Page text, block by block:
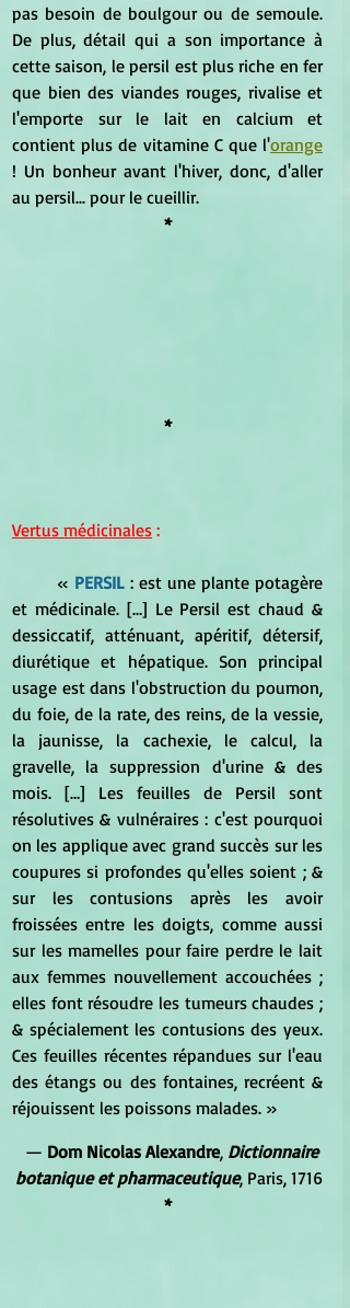
pas besoin de boulgour ou de semoule.
De plus, détail qui a son importance à
cette saison, le persil est plus riche en fer
que bien des viandes rouges, rivalise et
l'emporte sur le lait en calcium et
contient plus de vitamine C que l'orange
! Un bonheur avant l'hiver, donc, d'aller
au persil... pour le cueillir.
*
*
Vertus médicinales :
	«
PERSIL : est une plante potagère
et médicinale. […] Le Persil est chaud &
dessiccatif, atténuant, apéritif, détersif,
diurétique et hépatique. Son principal
usage est dans l'obstruction du poumon,
du foie, de la rate, des reins, de la vessie,
la jaunisse, la cachexie, le calcul, la
gravelle, la suppression d'urine & des
mois. […] Les feuilles de Persil sont
résolutives & vulnéraires : c'est pourquoi
on les applique avec grand succès sur les
coupures si profondes qu'elles soient ; &
sur les contusions après les avoir
froissées entre les doigts, comme aussi
sur les mamelles pour faire perdre le lait
aux femmes nouvellement accouchées ;
elles font résoudre les tumeurs chaudes ;
& spécialement les contusions des yeux.
Ces feuilles récentes répandues sur l'eau
des étangs ou des fontaines, recréent &
réjouissent les poissons malades. »
— Dom Nicolas Alexandre, Dictionnaire
botanique et pharmaceutique, Paris, 1716
*